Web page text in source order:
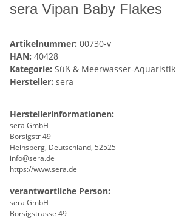
sera Vipan Baby Flakes
Artikelnummer: 00730-v
HAN: 40428
Kategorie: Süß & Meerwasser-Aquaristik
Hersteller: sera
Herstellerinformationen:
sera GmbH
Borsigstr 49
Heinsberg, Deutschland, 52525
info@sera.de
https://www.sera.de
verantwortliche Person:
sera GmbH
Borsigstrasse 49